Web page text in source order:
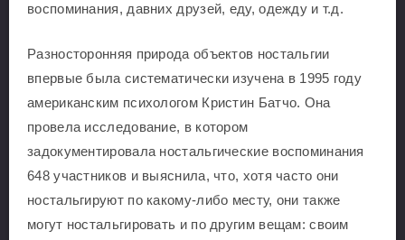
воспоминания, давних друзей, еду, одежду и т.д.
Разносторонняя природа объектов ностальгии
впервые была систематически изучена в 1995 году
американским психологом Кристин Батчо. Она
провела исследование, в котором
задокументировала ностальгические воспоминания
648 участников и выяснила, что, хотя часто они
ностальгируют по какому-либо месту, они также
могут ностальгировать и по другим вещам: своим